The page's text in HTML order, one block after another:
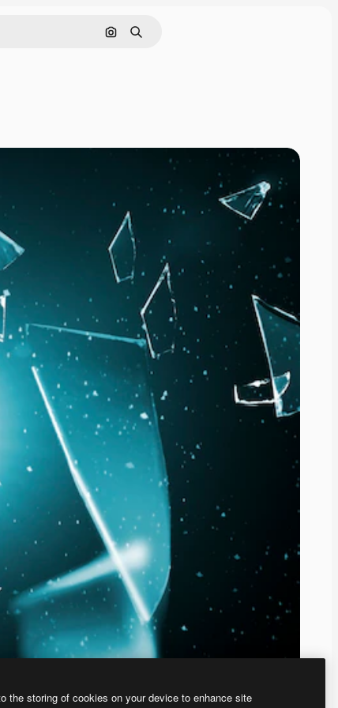
画像で検索
検索
the storing of cookies on your device to enhance site